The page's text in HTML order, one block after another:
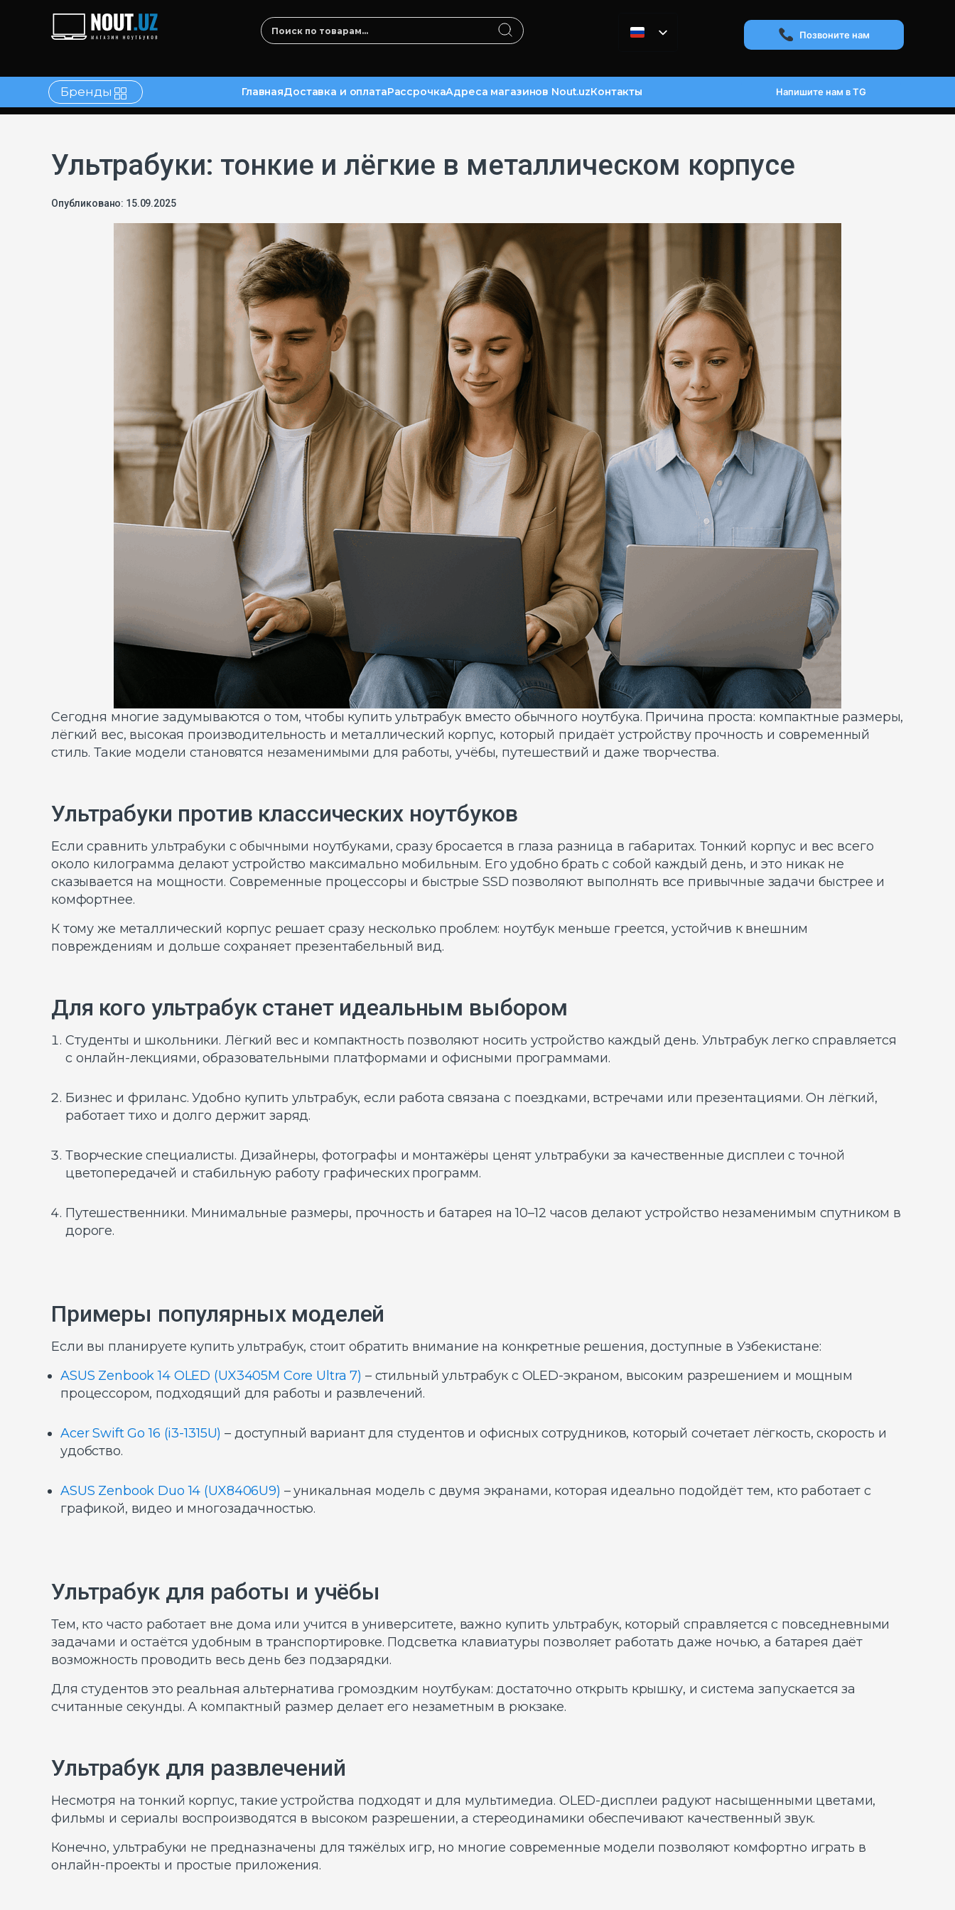
Позвоните нам
Бренды ГлавнаяДоставка и оплатаРассрочкаАдреса магазинов Nout.uzКонтакты Напишите нам в TG
Ультрабуки: тонкие и лёгкие в металлическом корпусе
Опубликовано: 15.09.2025
Сегодня многие задумываются о том, чтобы купить ультрабук вместо обычного ноутбука. Причина проста: компактные размеры,
лёгкий вес, высокая производительность и металлический корпус, который придаёт устройству прочность и современный
стиль. Такие модели становятся незаменимыми для работы, учёбы, путешествий и даже творчества.
Ультрабуки против классических ноутбуков
Если сравнить ультрабуки с обычными ноутбуками, сразу бросается в глаза разница в габаритах. Тонкий корпус и вес всего
около килограмма делают устройство максимально мобильным. Его удобно брать с собой каждый день, и это никак не
сказывается на мощности. Современные процессоры и быстрые SSD позволяют выполнять все привычные задачи быстрее и
комфортнее.
К тому же металлический корпус решает сразу несколько проблем: ноутбук меньше греется, устойчив к внешним
повреждениям и дольше сохраняет презентабельный вид.
Для кого ультрабук станет идеальным выбором
Студенты и школьники. Лёгкий вес и компактность позволяют носить устройство каждый день. Ультрабук легко справляется
с онлайн-лекциями, образовательными платформами и офисными программами.
Бизнес и фриланс. Удобно купить ультрабук, если работа связана с поездками, встречами или презентациями. Он лёгкий,
работает тихо и долго держит заряд.
Творческие специалисты. Дизайнеры, фотографы и монтажёры ценят ультрабуки за качественные дисплеи с точной
цветопередачей и стабильную работу графических программ.
Путешественники. Минимальные размеры, прочность и батарея на 10–12 часов делают устройство незаменимым спутником в
дороге.
Примеры популярных моделей
Если вы планируете купить ультрабук, стоит обратить внимание на конкретные решения, доступные в Узбекистане:
ASUS Zenbook 14 OLED (UX3405M Core Ultra 7) – стильный ультрабук с OLED-экраном, высоким разрешением и мощным
процессором, подходящий для работы и развлечений.
Acer Swift Go 16 (i3-1315U) – доступный вариант для студентов и офисных сотрудников, который сочетает лёгкость, скорость и
удобство.
ASUS Zenbook Duo 14 (UX8406U9) – уникальная модель с двумя экранами, которая идеально подойдёт тем, кто работает с
графикой, видео и многозадачностью.
Ультрабук для работы и учёбы
Тем, кто часто работает вне дома или учится в университете, важно купить ультрабук, который справляется с повседневными
задачами и остаётся удобным в транспортировке. Подсветка клавиатуры позволяет работать даже ночью, а батарея даёт
возможность проводить весь день без подзарядки.
Для студентов это реальная альтернатива громоздким ноутбукам: достаточно открыть крышку, и система запускается за
считанные секунды. А компактный размер делает его незаметным в рюкзаке.
Ультрабук для развлечений
Несмотря на тонкий корпус, такие устройства подходят и для мультимедиа. OLED-дисплеи радуют насыщенными цветами,
фильмы и сериалы воспроизводятся в высоком разрешении, а стереодинамики обеспечивают качественный звук.
Конечно, ультрабуки не предназначены для тяжёлых игр, но многие современные модели позволяют комфортно играть в
онлайн-проекты и простые приложения.